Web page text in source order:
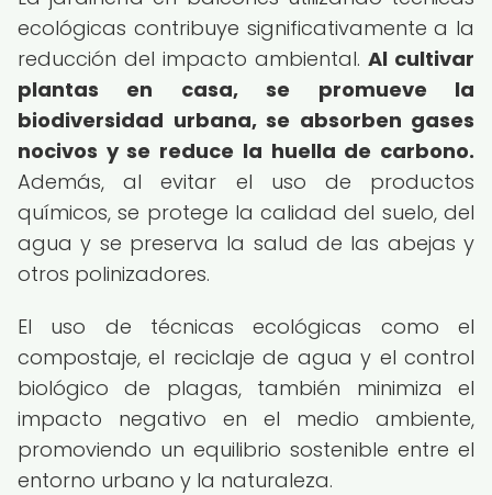
ecológicas contribuye significativamente a la
reducción del impacto ambiental. Al cultivar
plantas en casa, se promueve la
biodiversidad urbana, se absorben gases
nocivos y se reduce la huella de carbono.
Además, al evitar el uso de productos
químicos, se protege la calidad del suelo, del
agua y se preserva la salud de las abejas y
otros polinizadores.
El uso de técnicas ecológicas como el
compostaje, el reciclaje de agua y el control
biológico de plagas, también minimiza el
impacto negativo en el medio ambiente,
promoviendo un equilibrio sostenible entre el
entorno urbano y la naturaleza.